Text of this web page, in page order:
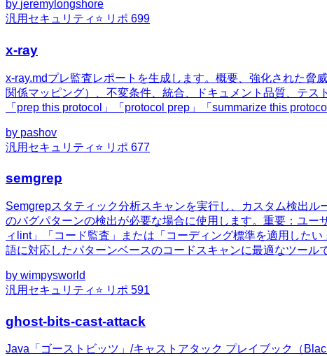
by jeremylongshore
汎用 セキュリティ ⭐ リポ 699
x-ray
x-ray.mdプレ監査レポートを生成します。概要、強化された脅
関係マッピング）、不変条件、統合、ドキュメント品質、テス
「prep this protocol」「protocol prep」「summarize this
by pashov
汎用 セキュリティ ⭐ リポ 677
semgrep
Semgrepスタティック分析スキャンを実行し、カスタム検出
のバグパターンの検出が必要な場合に使用します。重要：ユ
ィlint」「コード監査」または「コーディング標準を適用した
語に対応したパターンベースのコードスキャンに最適なツール
by wimpysworld
汎用 セキュリティ ⭐ リポ 591
ghost-bits-cast-attack
Java「ゴーストビッツ」/キャストアタック プレイブック（